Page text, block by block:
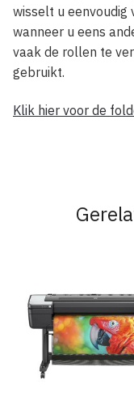
wisselt u
wanneer u eens
vaak de rollen te
gebruikt.
Klik hier voor de